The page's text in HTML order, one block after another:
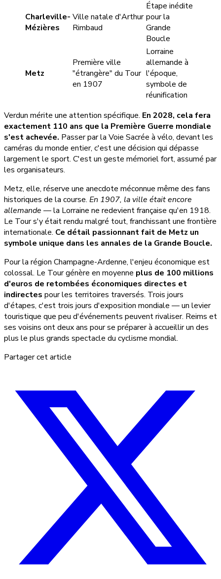
Charleville-
Mézières
Ville natale d'Arthur
Rimbaud
Étape inédite
pour la
Grande
Boucle
Metz
Première ville
"étrangère" du Tour
en 1907
Lorraine
allemande à
l'époque,
symbole de
réunification
Verdun mérite une attention spécifique. En 2028, cela fera
exactement 110 ans que la Première Guerre mondiale
s'est achevée. Passer par la Voie Sacrée à vélo, devant les
caméras du monde entier, c'est une décision qui dépasse
largement le sport. C'est un geste mémoriel fort, assumé par
les organisateurs.
Metz, elle, réserve une anecdote méconnue même des fans
historiques de la course. En 1907, la ville était encore
allemande — la Lorraine ne redevient française qu'en 1918.
Le Tour s'y était rendu malgré tout, franchissant une frontière
internationale. Ce détail passionnant fait de Metz un
symbole unique dans les annales de la Grande Boucle.
Pour la région Champagne-Ardenne, l'enjeu économique est
colossal. Le Tour génère en moyenne plus de 100 millions
d'euros de retombées économiques directes et
indirectes pour les territoires traversés. Trois jours
d'étapes, c'est trois jours d'exposition mondiale — un levier
touristique que peu d'événements peuvent rivaliser. Reims et
ses voisins ont deux ans pour se préparer à accueillir un des
plus le plus grands spectacle du cyclisme mondial.
Partager cet article